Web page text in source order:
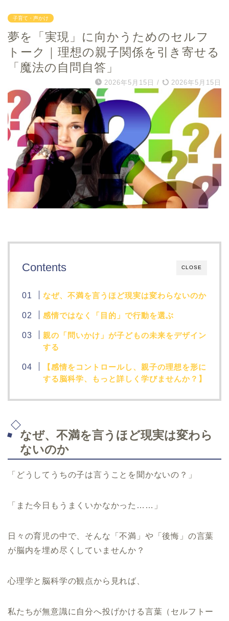
子育て・声かけ
夢を「実現」に向かうためのセルフ
トーク｜理想の親子関係を引き寄せる
「魔法の自問自答」
2026年5月15日 / 2026年5月15日
CLOSE
Contents
なぜ、不満を言うほど現実は変わらないのか
感情ではなく「目的」で行動を選ぶ
親の「問いかけ」が子どもの未来をデザイン
する
【感情をコントロールし、親子の理想を形に
する脳科学、もっと詳しく学びませんか？】
なぜ、不満を言うほど現実は変わら
ないのか
「どうしてうちの子は言うことを聞かないの？」
「また今日もうまくいかなかった……」
日々の育児の中で、そんな「不満」や「後悔」の言葉
が脳内を埋め尽くしていませんか？
心理学と脳科学の観点から見れば、
私たちが無意識に自分へ投げかける言葉（セルフトー